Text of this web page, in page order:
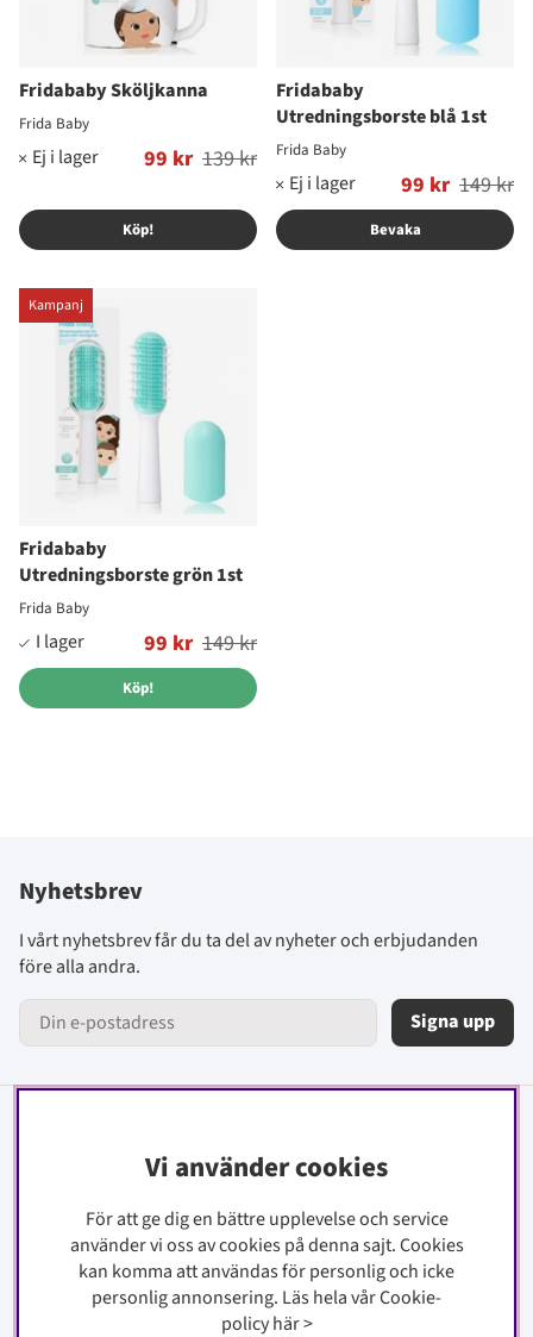
Fridababy Sköljkanna
Frida Baby
99 kr
Ordinarie pris: 139 kr
Köp!
Fridababy
Utredningsborste blå 1st
Frida Baby
99 kr
Ordinarie pris: 149 kr
Bevaka
Kampanj
Fridababy
Utredningsborste grön 1st
Frida Baby
99 kr
Ordinarie pris: 149 kr
Köp!
Nyhetsbrev
I vårt nyhetsbrev får du ta del av nyheter och erbjudanden
före alla andra.
Signa upp
Integritetspolicy
Cookiepolicy
Vi använder cookies
För att ge dig en bättre upplevelse och service
använder vi oss av cookies på denna sajt.Cookies
kan komma att användas för personlig och icke
personlig annonsering. Läs hela vår Cookie-
policyhär>